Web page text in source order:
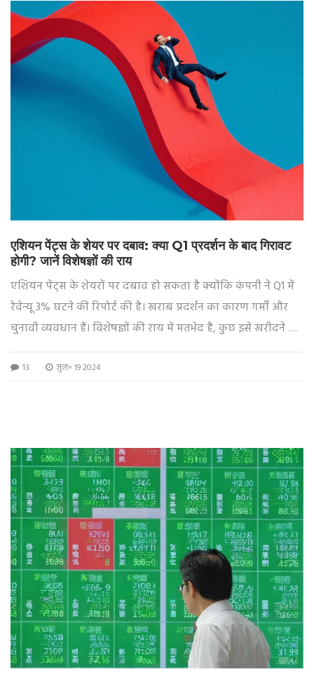
एशियन पेंट्स के शेयर पर दबाव: क्या Q1 प्रदर्शन के बाद गिरावट
होगी? जानें विशेषज्ञों की राय
एशियन पेंट्स के शेयरों पर दबाव हो सकता है क्योंकि कंपनी ने Q1 में
रेवेन्यू 3% घटने की रिपोर्ट की है। खराब प्रदर्शन का कारण गर्मी और
चुनावी व्यवधान हैं। विशेषज्ञों की राय में मतभेद है, कुछ इसे खरीदने का
13 जुल॰ 19 2024